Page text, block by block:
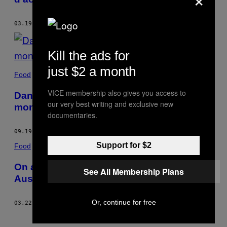
03.19.18 BYLISA ABEND
Food
Dans la bouche d’un juré à la Coupe du
monde du hot-dog
09.19.17
Food
On a mangé du lard de croco au Noma en
Australie
03.22.16
Kill the ads for
just $2 a month
VICE membership also gives you access to
our very best writing and exclusive new
documentaries.
Support for $2
See All Membership Plans
Or, continue for free